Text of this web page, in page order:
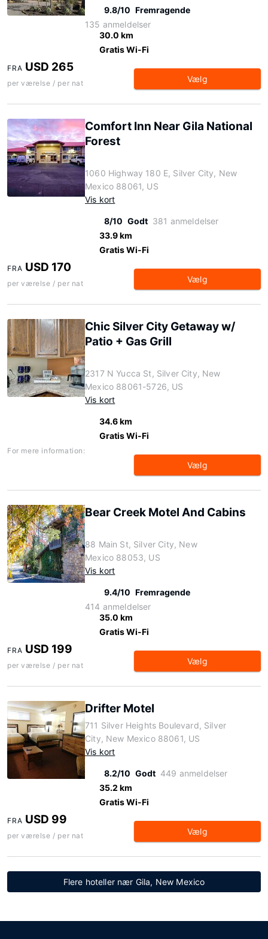
9.8/10 Fremragende
135 anmeldelser
30.0 km
Gratis Wi-Fi
FRA USD 265
per værelse / per nat Vælg
Comfort Inn Near Gila National
Forest
1060 Highway 180 E, Silver City, New
Mexico 88061, US
Vis kort
8/10 Godt 381 anmeldelser
33.9 km
Gratis Wi-Fi
FRA USD 170
per værelse / per nat Vælg
Chic Silver City Getaway w/
Patio + Gas Grill
2317 N Yucca St, Silver City, New
Mexico 88061-5726, US
Vis kort
34.6 km
Gratis Wi-Fi
For mere information:
Vælg
Bear Creek Motel And Cabins
88 Main St, Silver City, New
Mexico 88053, US
Vis kort
9.4/10 Fremragende
414 anmeldelser
35.0 km
Gratis Wi-Fi
FRA USD 199
per værelse / per nat Vælg
Drifter Motel
711 Silver Heights Boulevard, Silver
City, New Mexico 88061, US
Vis kort
8.2/10 Godt 449 anmeldelser
35.2 km
Gratis Wi-Fi
FRA USD 99
per værelse / per nat Vælg
Flere hoteller nær Gila, New Mexico